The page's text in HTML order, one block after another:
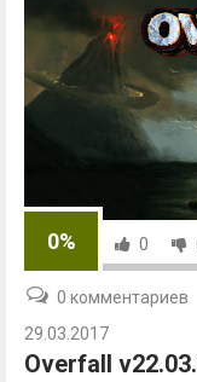
0% 0
0 комментариев
29.03.2017
Overfall